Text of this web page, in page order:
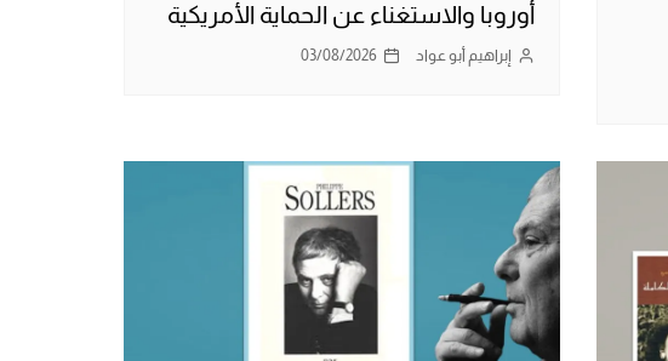
أوروبا والاستغناء عن الحماية الأمريكية
إبراهيم أبو عواد 03/08/2026